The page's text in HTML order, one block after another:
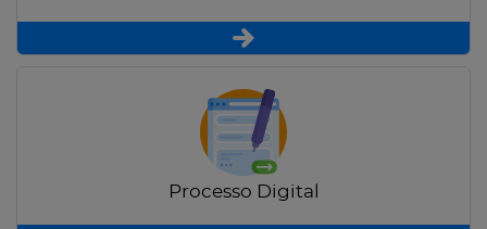
Processo Digital